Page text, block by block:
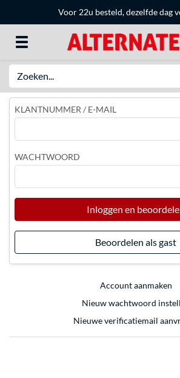
Voor 22u besteld, dezelfde dag
KLANTNUMMER / E-MAIL
WACHTWOORD
Inloggen en
Beoordelen als gast
Account aanmaken
Nieuw wachtwoord
Nieuwe verificatiemail